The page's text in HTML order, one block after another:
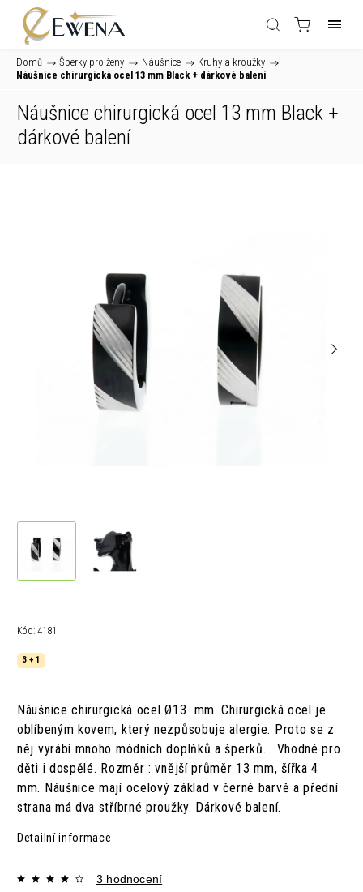
Domů / Šperky pro ženy / Náušnice / Kruhy a kroužky /
Náušnice chirurgická ocel 13 mm Black + dárkové balení
Náušnice chirurgická ocel 13 mm Black +
dárkové balení
Kód: 4181
3 + 1
Náušnice chirurgická ocel Ø13 mm. Chirurgická ocel je
oblíbeným kovem, který nezpůsobuje alergie. Proto se z
něj vyrábí mnoho módních doplňků a šperků. . Vhodné pro
děti i dospělé. Rozměr : vnější průměr 13 mm, šířka 4
mm. Náušnice mají ocelový základ v černé barvě a přední
strana má dva stříbrné proužky. Dárkové balení.
Detailní informace
3 hodnocení